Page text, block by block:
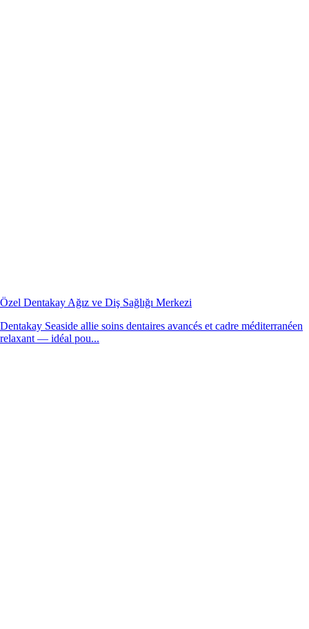
Özel Dentakay Ağız ve Diş Sağlığı Merkezi
Dentakay Seaside allie soins dentaires avancés et cadre méditerranéen
relaxant — idéal pou...